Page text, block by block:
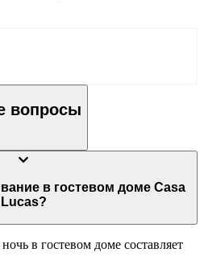
вопросы
доме Casa
Lucas?
в гостевом доме составляет